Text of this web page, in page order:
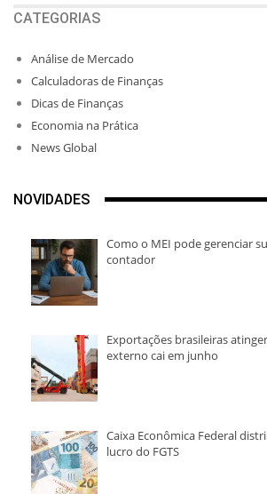
CATEGORIAS
Análise de Mercado
Calculadoras de Finanças
Dicas de Finanças
Economia na Prática
News Global
NOVIDADES
Como o MEI pode gerenciar
contador
Exportações brasileiras
externo cai em junho
Caixa Econômica Federal
lucro do FGTS